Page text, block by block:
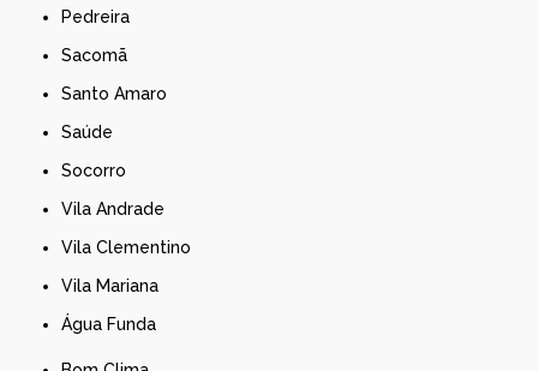
Pedreira
Sacomã
Santo Amaro
Saúde
Socorro
Vila Andrade
Vila Clementino
Vila Mariana
Água Funda